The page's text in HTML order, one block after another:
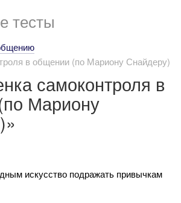
тесты
в общении (по Мариону Снайдеру)
самоконтроля в
Мариону
искусство подражать привычкам